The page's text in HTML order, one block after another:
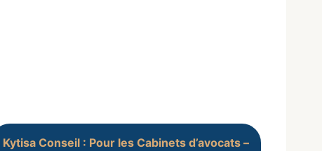
Kytisa Conseil : Pour les Cabinets d’avocats –